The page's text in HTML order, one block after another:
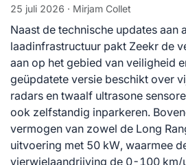
25 juli 2026 · Mirjam Collet
Naast de technische updates aan
laadinfrastructuur pakt Zeekr de
aan op het gebied van veiligheid
geüpdatete versie beschikt over
radars en twaalf ultrasone
ook zelfstandig inparkeren.
vermogen van zowel de Long
uitvoering met 50 kW, waarmee
vierwielaandrijving de 0-100 km/